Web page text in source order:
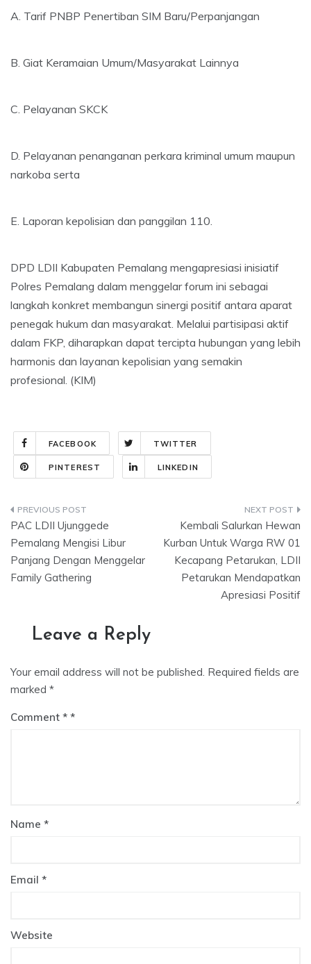
A. Tarif PNBP Penertiban SIM Baru/Perpanjangan
B. Giat Keramaian Umum/Masyarakat Lainnya
C. Pelayanan SKCK
D. Pelayanan penanganan perkara kriminal umum maupun
narkoba serta
E. Laporan kepolisian dan panggilan 110.
DPD LDII Kabupaten Pemalang mengapresiasi inisiatif
Polres Pemalang dalam menggelar forum ini sebagai
langkah konkret membangun sinergi positif antara aparat
penegak hukum dan masyarakat. Melalui partisipasi aktif
dalam FKP, diharapkan dapat tercipta hubungan yang lebih
harmonis dan layanan kepolisian yang semakin
profesional. (KIM)
FACEBOOK TWITTER
PINTEREST LINKEDIN
Post
navigation
PAC LDII Ujunggede
Pemalang Mengisi Libur
Panjang Dengan Menggelar
Family Gathering
Kembali Salurkan Hewan
Kurban Untuk Warga RW 01
Kecapang Petarukan, LDII
Petarukan Mendapatkan
Apresiasi Positif
Leave a Reply
Your email address will not be published. Required fields are
marked *
Comment *
Name *
Email *
Website